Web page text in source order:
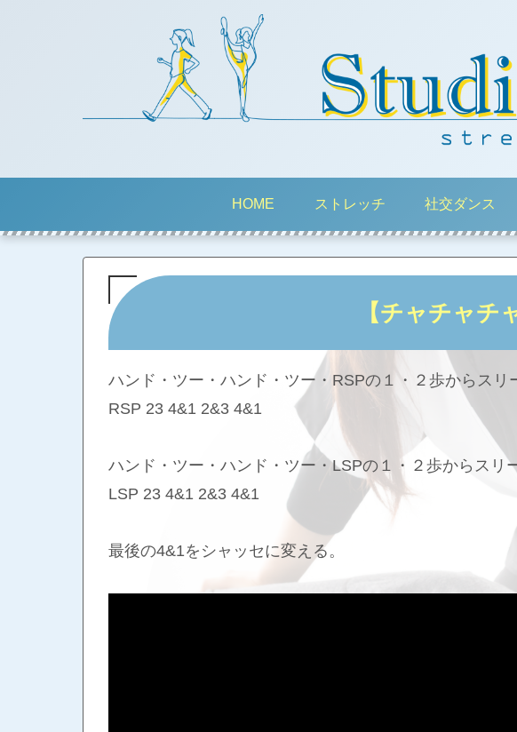
HOME ストレッチ 社交ダンス
【チャチャチ
ハンド・ツー・ハンド・ツー・RSPの１・２歩からスリ
RSP 23 4&1 2&3 4&1
ハンド・ツー・ハンド・ツー・LSPの１・２歩からスリ
LSP 23 4&1 2&3 4&1
最後の4&1をシャッセに変える。